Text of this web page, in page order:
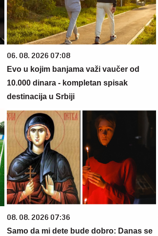
06. 08. 2026 07:08
Evo u kojim banjama važi vaučer od
10.000 dinara - kompletan spisak
destinacija u Srbiji
08. 08. 2026 07:36
Samo da mi dete bude dobro: Danas se